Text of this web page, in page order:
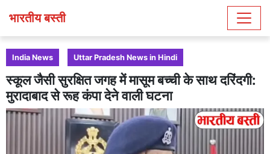
भारतीय बस्ती
India News Uttar Pradesh News in Hindi
स्कूल जैसी सुरक्षित जगह में मासूम बच्ची के साथ दरिंदगी:
मुरादाबाद से रूह कंपा देने वाली घटना